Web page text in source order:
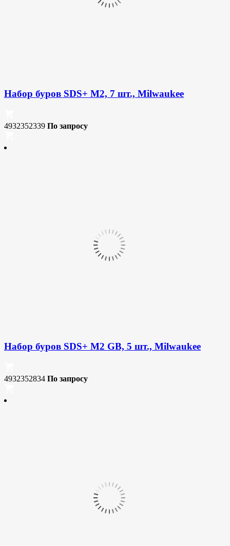
Набор буров SDS+ M2, 7 шт., Milwaukee
4932352339 По запросу
Набор буров SDS+ M2 GB, 5 шт., Milwaukee
4932352834 По запросу